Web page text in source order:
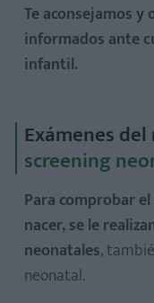
Te aconsejamos
informados ante
infantil.
Exámenes
screening
Para comprobar
nacer, se le
neonatales,
neonatal.